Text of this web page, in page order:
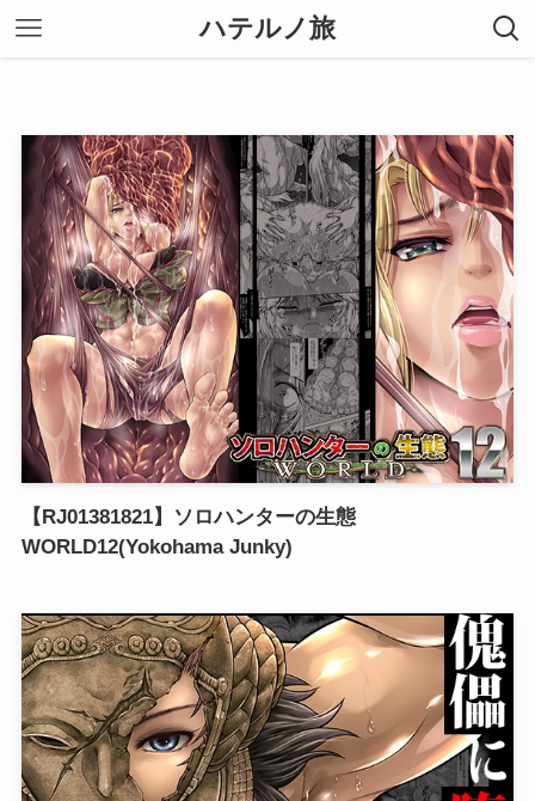
ハテルノ旅
【RJ01381821】ソロハンターの生態
WORLD12(Yokohama Junky)